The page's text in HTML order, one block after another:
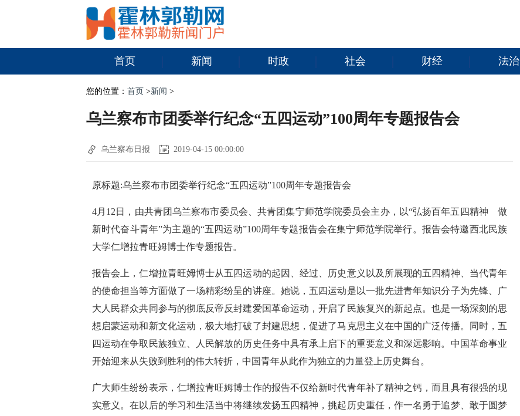
首页 新闻 时政 社会 财经 法治
您的位置： 首页 >新闻 >
乌兰察布市团委举行纪念“五四运动”100周年专题报告会
乌兰察布日报 2019-04-15 00:00:00
原标题:乌兰察布市团委举行纪念“五四运动”100周年专题报告会
4月12日，由共青团乌兰察布市委员会、共青团集宁师范学院委员会主办，以“弘扬百年五四精神 做
新时代奋斗青年”为主题的“五四运动”100周年专题报告会在集宁师范学院举行。报告会特邀西北民族
大学仁增拉青旺姆博士作专题报告。
报告会上，仁增拉青旺姆博士从五四运动的起因、经过、历史意义以及所展现的五四精神、当代青年
的使命担当等方面做了一场精彩纷呈的讲座。她说，五四运动是以一批先进青年知识分子为先锋、广
大人民群众共同参与的彻底反帝反封建爱国革命运动，开启了民族复兴的新起点。也是一场深刻的思
想启蒙运动和新文化运动，极大地打破了封建思想，促进了马克思主义在中国的广泛传播。同时，五
四运动在争取民族独立、人民解放的历史任务中具有承上启下的重要意义和深远影响。中国革命事业
开始迎来从失败到胜利的伟大转折，中国青年从此作为独立的力量登上历史舞台。
广大师生纷纷表示，仁增拉青旺姆博士作的报告不仅给新时代青年补了精神之钙，而且具有很强的现
实意义。在以后的学习和生活当中将继续发扬五四精神，挑起历史重任，作一名勇于追梦、敢于圆梦